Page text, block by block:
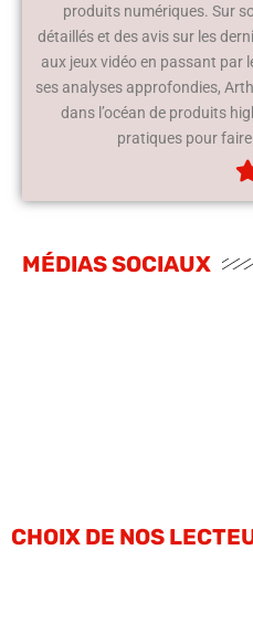
produits numériques. Sur
détaillés et des avis sur les
aux jeux vidéo en passant par
ses analyses approfondies,
dans l’océan de produits
pratiques pour
MÉDIAS SOCIAUX
CHOIX DE NOS